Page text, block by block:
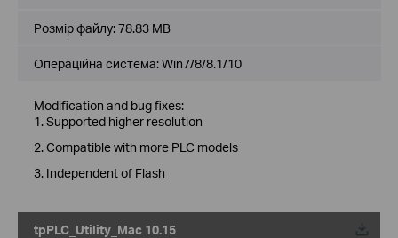
Розмір файлу:78.83 MB
Операційна система: Win7/8/8.1/10
Modification and bug fixes:
1. Supported higher resolution
2. Compatible with more PLC models
3. Independent of Flash
tpPLC_Utility_Mac 10.15